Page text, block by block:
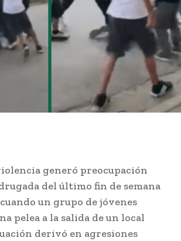
generó preocupación
del último fin de semana
cuando un grupo de jóvenes
pelea a la salida de un local
derivó en agresiones